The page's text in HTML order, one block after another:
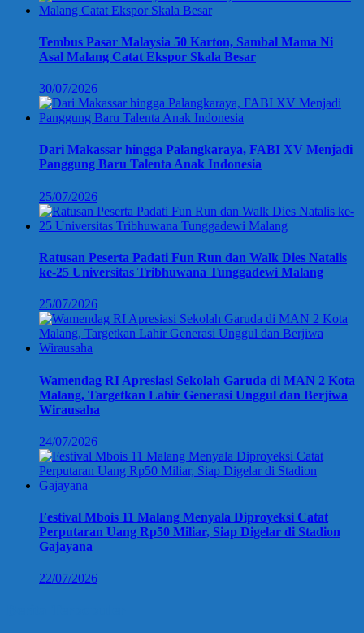
Tembus Pasar Malaysia 50 Karton, Sambal Mama Ni
Asal Malang Catat Ekspor Skala Besar
30/07/2026
Dari Makassar hingga Palangkaraya, FABI XV Menjadi
Panggung Baru Talenta Anak Indonesia
25/07/2026
Ratusan Peserta Padati Fun Run dan Walk Dies Natalis
ke-25 Universitas Tribhuwana Tunggadewi Malang
25/07/2026
Wamendag RI Apresiasi Sekolah Garuda di MAN 2 Kota
Malang, Targetkan Lahir Generasi Unggul dan Berjiwa
Wirausaha
24/07/2026
Festival Mbois 11 Malang Menyala Diproyeksi Catat
Perputaran Uang Rp50 Miliar, Siap Digelar di Stadion
Gajayana
22/07/2026